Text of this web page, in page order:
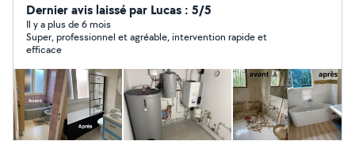
salle de bain, remplacement de chauffe-eau,
dépannage, recherche de fuite, raccordement cuivre ou
PER, etc. Travail propre, soigné et dans les règles de
l'art. Disponible rapidement selon vos besoins. N'hésitez
pas à me contacter pour un devis ou un conseil ! À
bientôt, Othmane
Dernier avis laissé par Lucas : 5/5
Il y a plus de 6 mois
Super, professionnel et agréable, intervention rapide et
efficace